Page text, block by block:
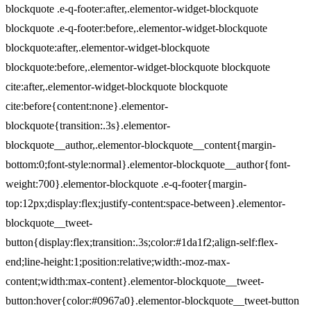
blockquote .e-q-footer:after,.elementor-widget-blockquote
blockquote .e-q-footer:before,.elementor-widget-blockquote
blockquote:after,.elementor-widget-blockquote
blockquote:before,.elementor-widget-blockquote blockquote
cite:after,.elementor-widget-blockquote blockquote
cite:before{content:none}.elementor-
blockquote{transition:.3s}.elementor-
blockquote__author,.elementor-blockquote__content{margin-
bottom:0;font-style:normal}.elementor-blockquote__author{font-
weight:700}.elementor-blockquote .e-q-footer{margin-
top:12px;display:flex;justify-content:space-between}.elementor-
blockquote__tweet-
button{display:flex;transition:.3s;color:#1da1f2;align-self:flex-
end;line-height:1;position:relative;width:-moz-max-
content;width:max-content}.elementor-blockquote__tweet-
button:hover{color:#0967a0}.elementor-blockquote__tweet-button